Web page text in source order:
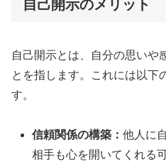
自己開示のメリット
自己開示とは、自分の思いや
とを指します。これには以下
す。
信頼関係の構築：他人に
相手も心を開いてくれる